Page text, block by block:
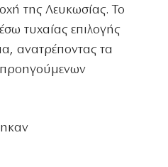
της Λευκωσίας. Το
τυχαίας επιλογής
ανατρέποντας τα
προηγούμενων